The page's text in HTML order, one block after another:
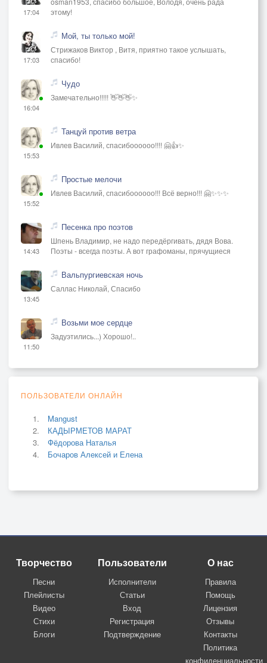
17:04
этому!
17:03
Мой, ты только мой!
Стрижаков Виктор , Витя, приятно такое услышать,
спасибо!
16:04
Чудо
Замечательно!!!!! 👋👋👋✨
15:53
Танцуй против ветра
Ивлев Василий, спасибоооооо!!!! 🤗👍✨
15:52
Простые мелочи
Ивлев Василий, спасибоооооо!!! Всё верно!!! 🤗✨✨✨
14:43
Песенка про поэтов
Шпень Владимир, не надо передёргивать, дядя Вова.
Поэты - всегда поэты. А вот графоманы, прячущиеся
13:45
Вальпургиевская ночь
Саллас Николай, Спасибо
11:50
Возьми мое сердце
Задуэтились...) Хорошо!..
ПОЛЬЗОВАТЕЛИ ОНЛАЙН
Mangust
КАДЫРМЕТОВ МАРАТ
Фёдорова Наталья
Бочаров Алексей и Елена
Творчество
Песни
Плейлисты
Видео
Стихи
Блоги
Пользователи
Исполнители
Статьи
Вход
Регистрация
Подтверждение
О нас
Правила
Помощь
Лицензия
Отзывы
Контакты
Политика
конфиденциальности